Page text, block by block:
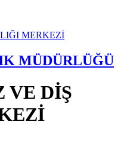
MÜDÜRLÜĞÜ
VE DİŞ